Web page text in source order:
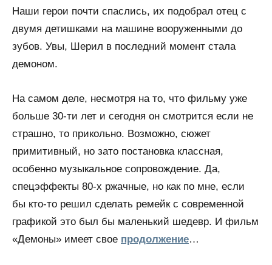
Наши герои почти спаслись, их подобрал отец с
двумя детишками на машине вооруженными до
зубов. Увы, Шерил в последний момент стала
демоном.
На самом деле, несмотря на то, что фильму уже
больше 30-ти лет и сегодня он смотрится если не
страшно, то прикольно. Возможно, сюжет
примитивный, но зато постановка классная,
особенно музыкальное сопровождение. Да,
спецэффекты 80-х ржачные, но как по мне, если
бы кто-то решил сделать ремейк с современной
графикой это был бы маленький шедевр. И фильм
«Демоны» имеет свое продолжение…